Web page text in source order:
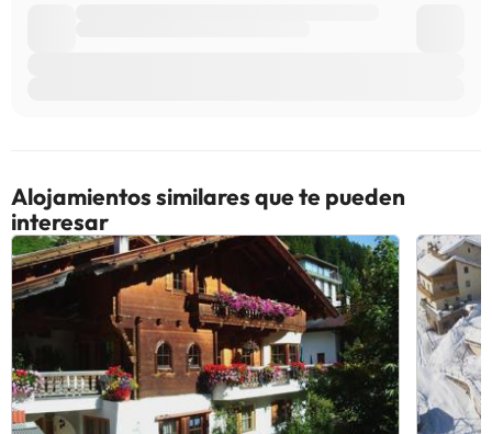
Alojamientos similares que te pueden
interesar